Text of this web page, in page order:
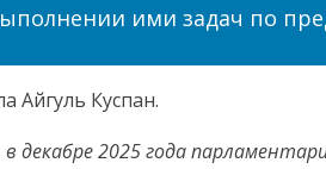
ими задач по
Айгуль Куспан.
декабре 2025 года